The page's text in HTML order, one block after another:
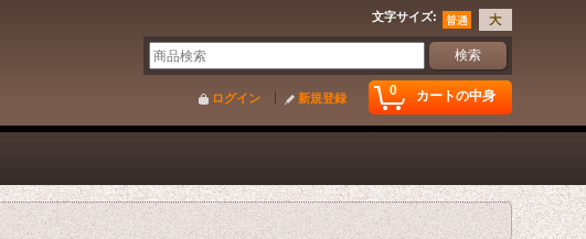
文字サイズ:
0 カートの中身
ログイン 新規登録